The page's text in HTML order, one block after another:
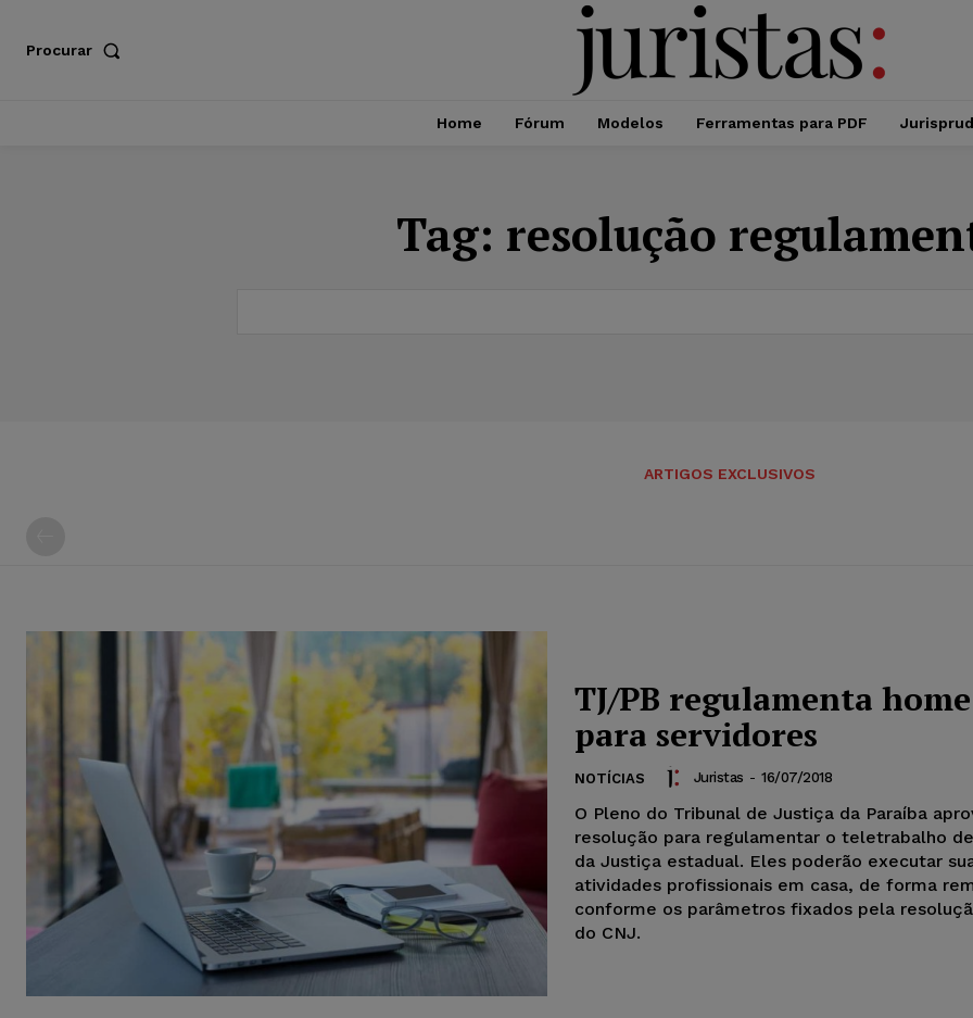
Procurar
Home Fórum Modelos Ferramentas para PDF
Tag: resolução
ARTIGOS EXCLUSIVOS
TJ/PB regulamenta
para servidores
NOTÍCIAS Juristas - 16/07/2018
O Pleno do Tribunal de Justiça da Paraíba
resolução para regulamentar o teletrabalho
da Justiça estadual. Eles poderão executar
atividades profissionais em casa, de forma
conforme os parâmetros fixados pela
do CNJ.